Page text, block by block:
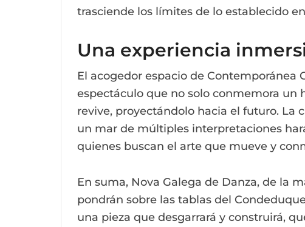
trasciende los límites de lo establecido
Una experiencia
El acogedor espacio de
espectáculo que no solo conmemora un
revive, proyectándolo hacia el futuro. La
un mar de múltiples interpretaciones
quienes buscan el arte que mueve y
En suma, Nova Galega de Danza, de la
pondrán sobre las tablas del
una pieza que desgarrará y construirá,